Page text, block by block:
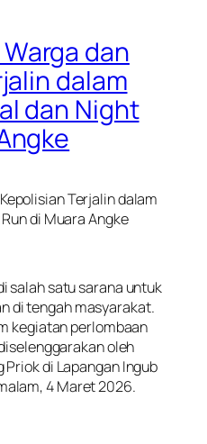
dan
dalam
dan Night
Terjalin dalam
di Muara Angke
salah satu sarana untuk
di tengah masyarakat.
kegiatan perlombaan
oleh
di Lapangan Ingub
4 Maret 2026.